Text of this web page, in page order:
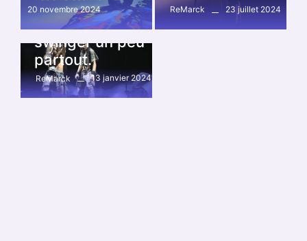
20 novembre 2024
ReMarck 23 juillet 2024
septembre, les
notes vont
swinger un peu
partout.
ReMarck 13 janvier 2024